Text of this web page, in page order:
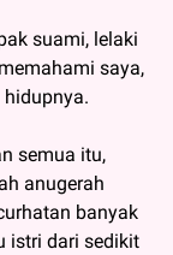
suami, lelaki
saya,
semua itu,
anugerah
banyak
istri dari sedikit